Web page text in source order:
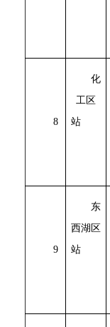
8
化
工区
站
9
东
西湖区
站